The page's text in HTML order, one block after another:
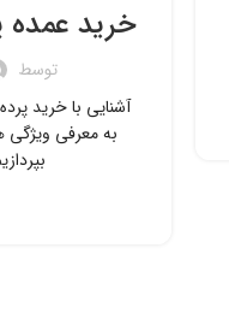
خرید عمده
توسط
آشنایی با خرید
به معرفی